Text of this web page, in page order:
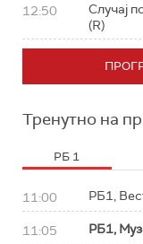
12:50
Случај
(R)
Тренутно на
РБ 1
11:00 РБ1,
11:05 РБ1,